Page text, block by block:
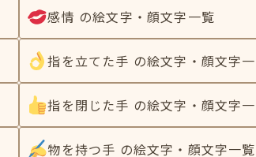
感情 の絵文字・顔文字一覧
指を立てた手 の絵文字・顔文字
指を閉じた手 の絵文字・顔文字
物を持つ手 の絵文字・顔文字一覧